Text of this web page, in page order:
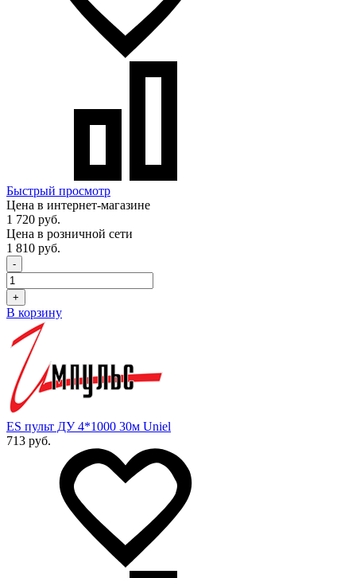
Быстрый просмотр
Цена в интернет-магазине
1 720 руб.
Цена в розничной сети
1 810 руб.
-
+
В корзину
ES пульт ДУ 4*1000 30м Uniel
713 руб.